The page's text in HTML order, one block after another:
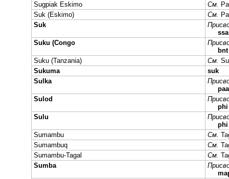
Sugpiak Eskimo
См.
Suk (Eskimo)
См.
Suk
ssa
Suku (Congo
bnt
Suku (Tanzania)
См.
Sukuma
suk
Sulka
paa
Sulod
phi
Sulu
phi
Sumambu
См.
Sumambuq
См.
Sumambu-Tagal
См.
Sumba